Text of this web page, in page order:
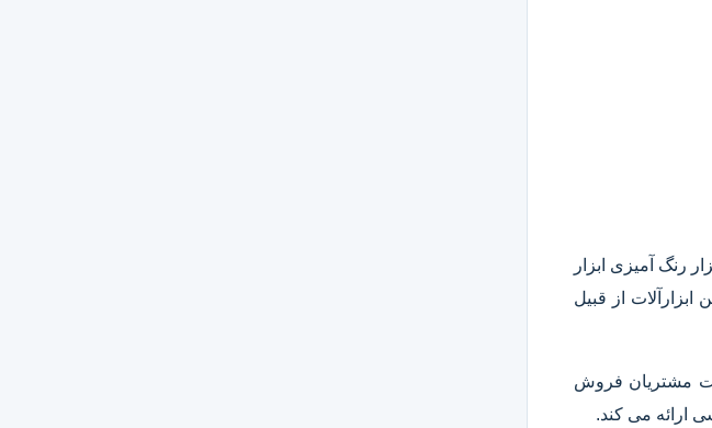
رنگ آمیزی ابزار
از قبیل
مشتریان فروش
ارائه می کند.